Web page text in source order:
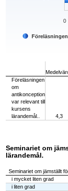
0
Föreläsningen
om
antikonception
var relevant till
kursens
lärandemål..
4,3
Seminariet om
lärandemål.
Seminariet om jämställt
i mycket liten grad
i liten grad